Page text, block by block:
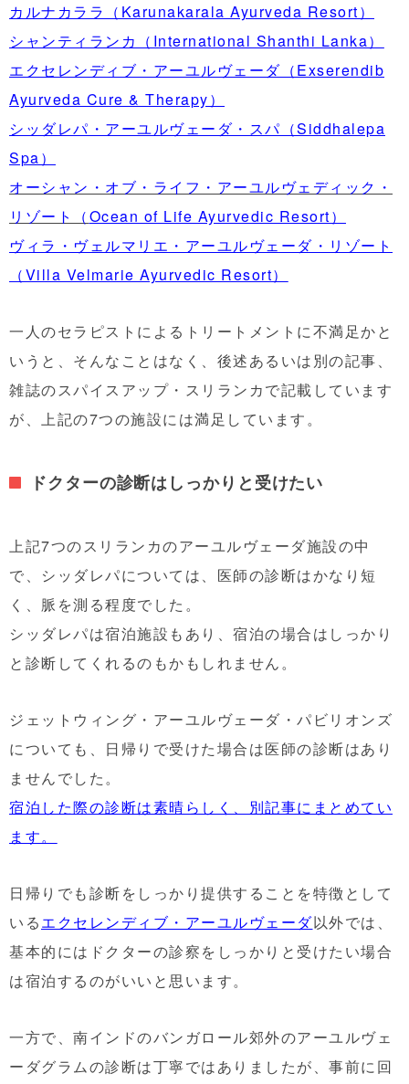
カルナカララ（Karunakarala Ayurveda Resort）
シャンティランカ（International Shanthi Lanka）
エクセレンディブ・アーユルヴェーダ（Exserendib
Ayurveda Cure & Therapy）
シッダレパ・アーユルヴェーダ・スパ（Siddhalepa
Spa）
オーシャン・オブ・ライフ・アーユルヴェディック・
リゾート（Ocean of Life Ayurvedic Resort）
ヴィラ・ヴェルマリエ・アーユルヴェーダ・リゾート
（Villa Velmarie Ayurvedic Resort）
一人のセラピストによるトリートメントに不満足かと
いうと、そんなことはなく、後述あるいは別の記事、
雑誌のスパイスアップ・スリランカで記載しています
が、上記の7つの施設には満足しています。
ドクターの診断はしっかりと受けたい
上記7つのスリランカのアーユルヴェーダ施設の中
で、シッダレパについては、医師の診断はかなり短
く、脈を測る程度でした。
シッダレパは宿泊施設もあり、宿泊の場合はしっかり
と診断してくれるのもかもしれません。
ジェットウィング・アーユルヴェーダ・パビリオンズ
についても、日帰りで受けた場合は医師の診断はあり
ませんでした。
宿泊した際の診断は素晴らしく、別記事にまとめてい
ます。
日帰りでも診断をしっかり提供することを特徴として
いるエクセレンディブ・アーユルヴェーダ以外では、
基本的にはドクターの診察をしっかりと受けたい場合
は宿泊するのがいいと思います。
一方で、南インドのバンガロール郊外のアーユルヴェ
ーダグラムの診断は丁寧ではありましたが、事前に回